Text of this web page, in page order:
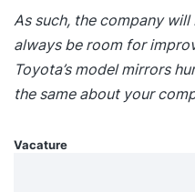
het
onderdelen komen
cursus
onderwerpen aan ...
staatsexamen HAVO
As such, the company
always be room for
Toyota’s model mirrors
the same about your
Vacature